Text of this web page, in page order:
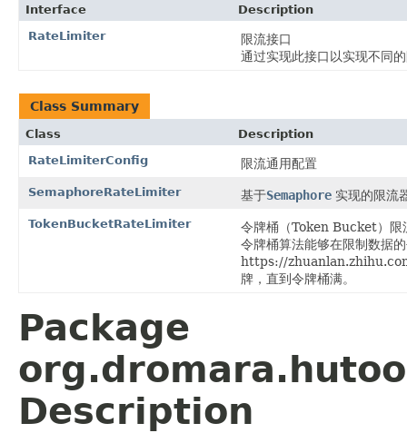
Interface
Description
RateLimiter
限流接口
通过实现此接口以实现不同
Class Summary
Class
Description
RateLimiterConfig
限流通用配置
SemaphoreRateLimiter 基于Semaphore 实现的限流
TokenBucketRateLimiter
令牌桶（Token Bucket）限
令牌桶算法能够在限制数据
https://
牌，直到令牌桶满。
Package
Description